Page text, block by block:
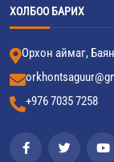
ХОЛБОО БАРИХ
Орхон аймаг,
+976 7035 7258